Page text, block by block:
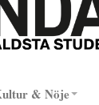
& Nöje